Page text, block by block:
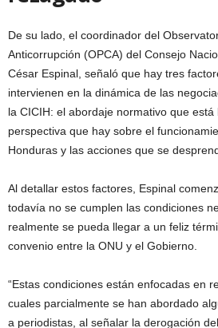
De su lado, el coordinador del
Anticorrupción (OPCA) del Consejo
César Espinal, señaló que hay tres
intervienen en la dinámica de las
la CICIH: el abordaje normativo que
perspectiva que hay sobre el
Honduras y las acciones que se
Al detallar estos factores, Espinal
todavía no se cumplen las condiciones
realmente se pueda llegar a un feliz
convenio entre la ONU y el Gobierno.
“Estas condiciones están enfocadas en
cuales parcialmente se han abordado
a periodistas, al señalar la derogación